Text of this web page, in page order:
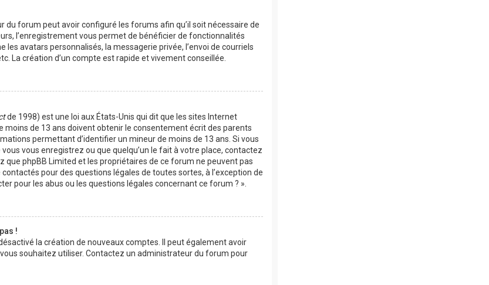
du forum peut avoir configuré les forums afin qu’il soit nécessaire de
l’enregistrement vous permet de bénéficier de fonctionnalités
avatars personnalisés, la messagerie privée, l’envoi de courriels
La création d’un compte est rapide et vivement conseillée.
de 1998) est une loi aux États-Unis qui dit que les sites Internet
de 13 ans doivent obtenir le consentement écrit des parents
permettant d’identifier un mineur de moins de 13 ans. Si vous
vous vous enregistrez ou que quelqu’un le fait à votre place, contactez
que phpBB Limited et les propriétaires de ce forum ne peuvent pas
pour des questions légales de toutes sortes, à l’exception de
pour les abus ou les questions légales concernant ce forum ? ».
!
la création de nouveaux comptes. Il peut également avoir
souhaitez utiliser. Contactez un administrateur du forum pour